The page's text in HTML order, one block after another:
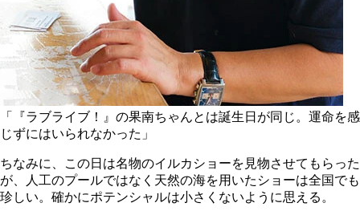
「『ラブライブ！』の果南ちゃんとは誕生日が同じ。運命を感
じずにはいられなかった」
ちなみに、この日は名物のイルカショーを見物させてもらった
が、人工のプールではなく天然の海を用いたショーは全国でも
珍しい。確かにポテンシャルは小さくないように思える。